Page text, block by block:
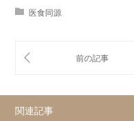
医食同源
関連記事